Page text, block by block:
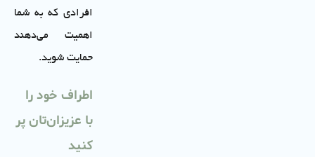
افرادی که به شما
اهمیت می‌دهند
حمایت شوید.
اطراف خود را
با عزیزان‌تان پر
کنید